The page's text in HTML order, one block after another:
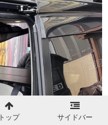
トップ サイドバー